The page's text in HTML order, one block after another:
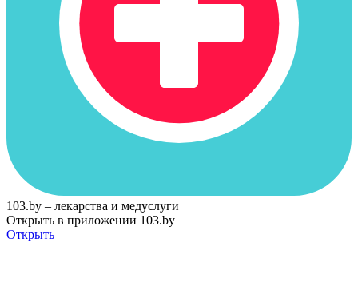
103.by – лекарства и медуслуги
Открыть в приложении 103.by
Открыть